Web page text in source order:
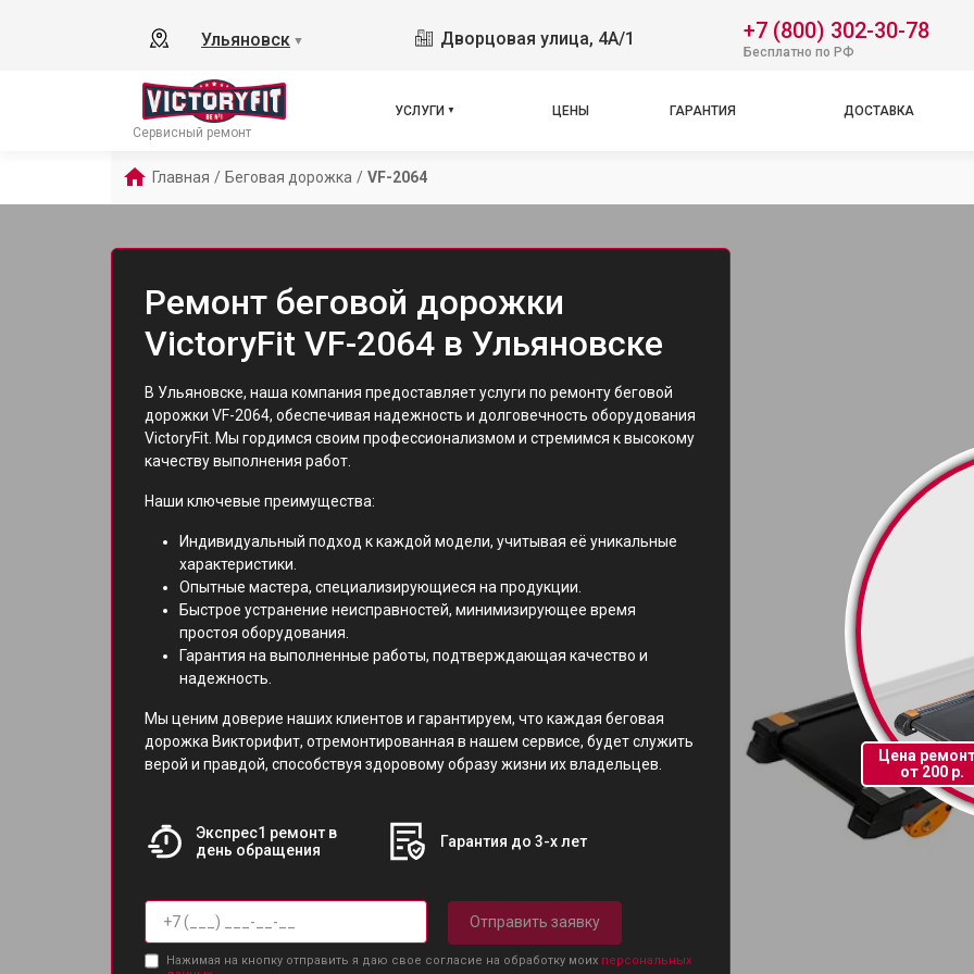
Ульяновск ▼ Дворцовая улица, 4А/1 +7 (800) 302-30-78
Бесплатно по РФ
Сервисный ремонт
УСЛУГИ ЦЕНЫ ГАРАНТИЯ ДОСТАВКА
Главная / Беговая дорожка / VF-2064
Ремонт беговой дорожки
VictoryFit VF-2064 в Ульяновске
В Ульяновске, наша компания предоставляет услуги по ремонту беговой
дорожки VF-2064, обеспечивая надежность и долговечность оборудования
VictoryFit. Мы гордимся своим профессионализмом и стремимся к высокому
качеству выполнения работ.
Наши ключевые преимущества:
Индивидуальный подход к каждой модели, учитывая её уникальные
характеристики.
Опытные мастера, специализирующиеся на продукции.
Быстрое устранение неисправностей, минимизирующее время
простоя оборудования.
Гарантия на выполненные работы, подтверждающая качество и
надежность.
Мы ценим доверие наших клиентов и гарантируем, что каждая беговая
дорожка Викторифит, отремонтированная в нашем сервисе, будет служить
верой и правдой, способствуя здоровому образу жизни их владельцев.
Экспрес1 ремонт в
день обращения
Гарантия до 3-х лет
Отправить заявку
Нажимая на кнопку отправить я даю свое согласие на обработку моих персональных
Цена
от 200 р.